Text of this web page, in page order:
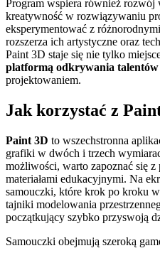
Program wspiera również rozwój
kreatywność w rozwiązywaniu
eksperymentować z
rozszerza ich artystyczne oraz
Paint 3D staje się nie tylko
platformą odkrywania
projektowaniem.
Jak korzystać z
Paint 3D to wszechstronna
grafiki w dwóch i trzech
możliwości, warto zapoznać się
materiałami edukacyjnymi. Na
samouczki, które krok po kroku
tajniki modelowania
początkujący szybko przyswoją
Samouczki obejmują szeroką